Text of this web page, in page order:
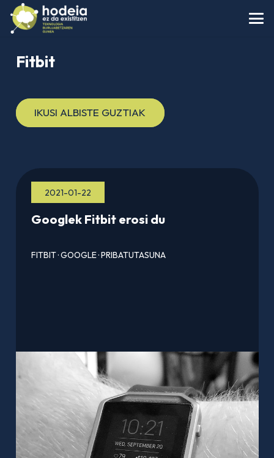
Fitbit
IKUSI ALBISTE GUZTIAK
2021-01-22
Googlek Fitbit erosi du
FITBIT·GOOGLE·PRIBATUTASUNA